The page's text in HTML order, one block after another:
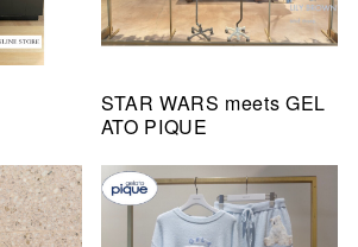
STAR WARS meets GEL
ATO PIQUE